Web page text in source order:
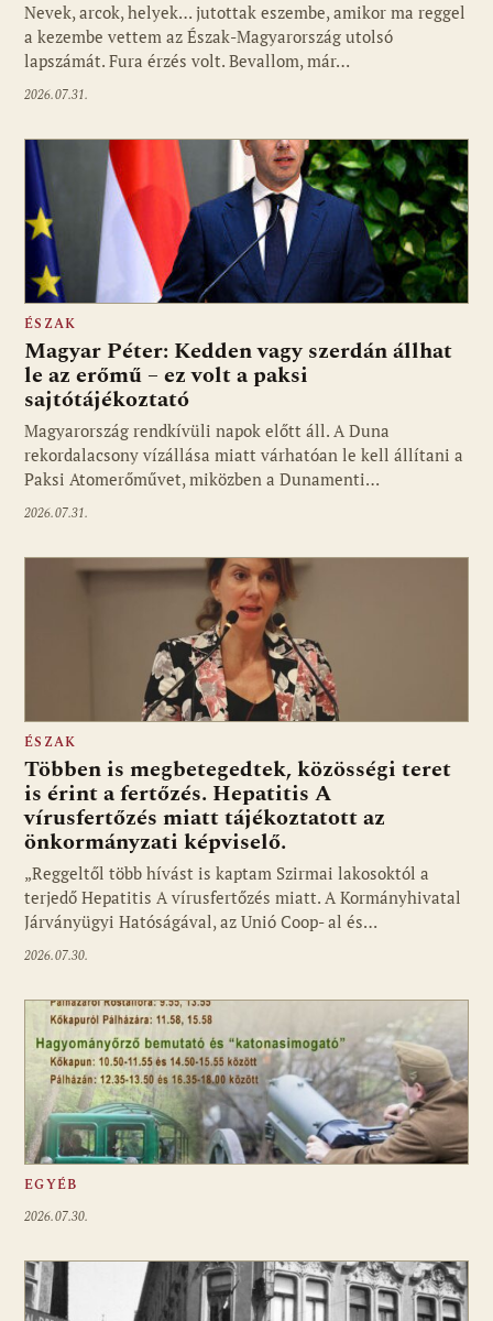
Nevek, arcok, helyek… jutottak eszembe, amikor ma reggel
a kezembe vettem az Észak-Magyarország utolsó
lapszámát. Fura érzés volt. Bevallom, már…
2026.07.31.
ÉSZAK
Magyar Péter: Kedden vagy szerdán állhat
le az erőmű – ez volt a paksi
sajtótájékoztató
Magyarország rendkívüli napok előtt áll. A Duna
rekordalacsony vízállása miatt várhatóan le kell állítani a
Paksi Atomerőművet, miközben a Dunamenti…
2026.07.31.
ÉSZAK
Többen is megbetegedtek, közösségi teret
is érint a fertőzés. Hepatitis A
vírusfertőzés miatt tájékoztatott az
önkormányzati képviselő.
„Reggeltől több hívást is kaptam Szirmai lakosoktól a
terjedő Hepatitis A vírusfertőzés miatt. A Kormányhivatal
Járványügyi Hatóságával, az Unió Coop- al és…
2026.07.30.
EGYÉB
2026.07.30.